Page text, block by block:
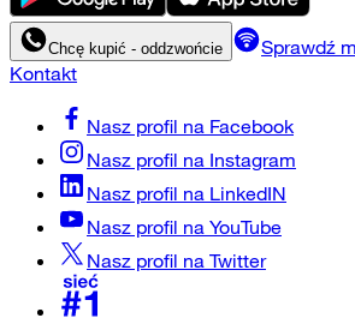
Chcę kupić - oddzwońcie
Sprawdź
Kontakt
Nasz profil na Facebook
Nasz profil na Instagram
Nasz profil na LinkedIN
Nasz profil na YouTube
Nasz profil na Twitter